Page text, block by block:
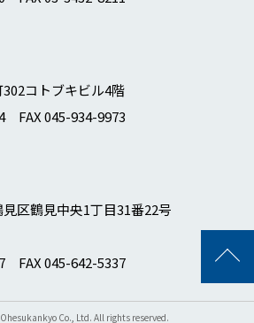
コトブキビル4階
FAX 045-934-9973
区鶴見中央1丁目31番22号
FAX 045-642-5337
Co., Ltd. All rights reserved.